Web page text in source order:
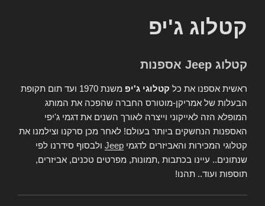
קטלוג ג'יפ
קטלוג Jeep אספנות
ראשית אספנו את כל קטלוגי ג'יפ
משנת 1970 ועד תום תקופת
הבעלות של אמריקן-מוטורס החברה שהפכה את המותג
המופלא הזה לאייקוני וייצרה לאורך השנים את דגמי ג'יפי
האספנות הנחשקים ביותר בעולם! לאחר מכן סרקנו וצילמנו את
קטלוגי המכירות והאביזרים לדגמי Jeep ולבסוף סידרנו לפי
שנתונים.. עיינו בכתבות ,תמונות, מפרטים טכנים, אביזרים,
תוספות ועוד.. תהנו!